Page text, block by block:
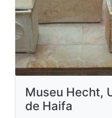
Museu Hecht,
de Haifa